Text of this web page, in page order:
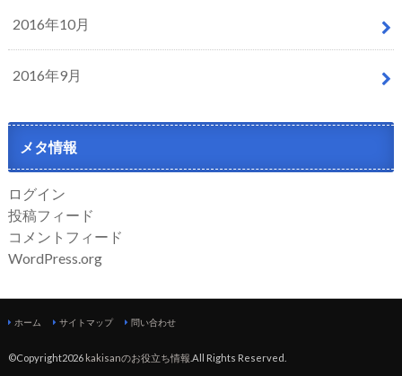
2016年10月
2016年9月
メタ情報
ログイン
投稿フィード
コメントフィード
WordPress.org
ホーム サイトマップ 問い合わせ
©Copyright2026 kakisanのお役立ち情報 .All Rights Reserved.